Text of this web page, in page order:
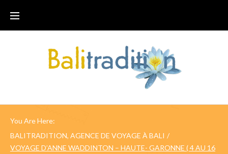
You Are Here:
BALITRADITION, AGENCE DE VOYAGE À BALI /
VOYAGE D’ANNE WADDINTON – HAUTE- GARONNE ( 4 AU 16